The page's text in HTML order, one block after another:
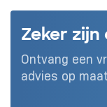
Zeker zijn
Ontvang een
advies op maat